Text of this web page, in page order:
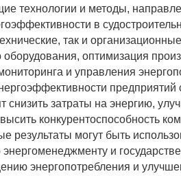
технологии и методы,
в
так и
оптимизация
и управления
предприятий
снизить затраты на энергию,
конкурентоспособность
результаты могут быть
и
энергопотребления и